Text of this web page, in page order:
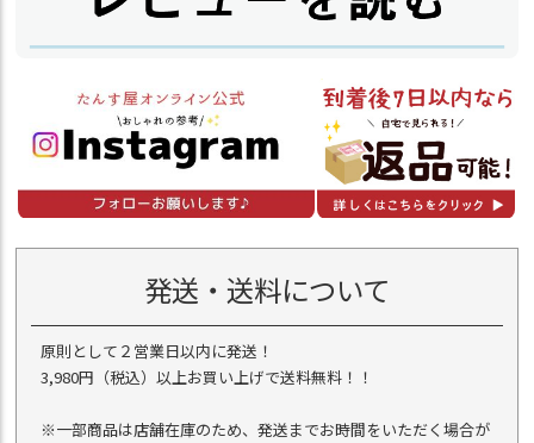
発送・送料について
原則として２営業日以内に発送！
3,980円（税込）以上お買い上げで送料無料！！
※一部商品は店舗在庫のため、発送までお時間をいただく場合が